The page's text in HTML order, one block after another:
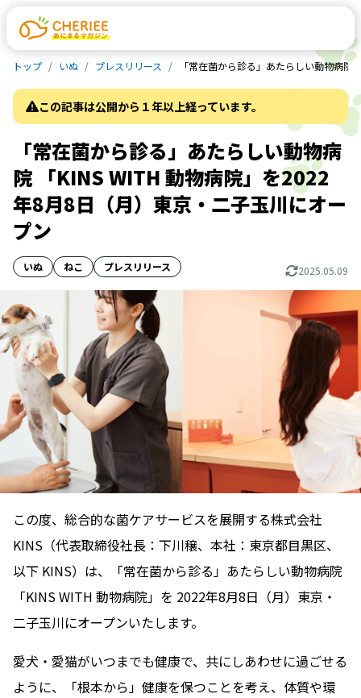
トップ いぬ プレスリリース 「常在菌から診る」あたらしい動物病
この記事は公開から１年以上経っています。
「常在菌から診る」あたらしい動物病
院 「KINS WITH 動物病院」を2022
年8月8日（月）東京・二子玉川にオー
プン
いぬ ねこ プレスリリース 2025.05.09
この度、総合的な菌ケアサービスを展開する株式会社
KINS（代表取締役社長：下川穣、本社：東京都目黒区、
以下 KINS）は、「常在菌から診る」あたらしい動物病院
「KINS WITH 動物病院」を 2022年8月8日（月）東京・
二子玉川にオープンいたします。
愛犬・愛猫がいつまでも健康で、共にしあわせに過ごせる
ように、「根本から」健康を保つことを考え、体質や環